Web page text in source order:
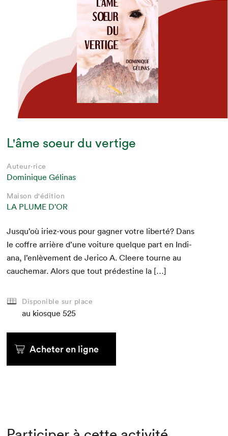
L'âme soeur du vertige
Auteur·rice
Dominique Gélinas
Maison d'édition
LA PLUME D'OR
Jusqu’où iriez-vous pour gag­n­er votre lib­erté? Dans
le cof­fre arrière d’une voiture quelque part en Indi­
ana, l’enlèvement de Jeri­co A. Cleere tourne au
cauchemar. Alors que tout prédes­tine la […]
Disponible sur place
au kiosque 525
Acheter en ligne